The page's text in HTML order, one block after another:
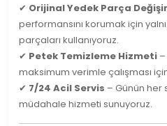
✔ Orijinal Yedek Parça
performansını korumak için
parçaları kullanıyoruz.
✔ Petek Temizleme Hizmeti
maksimum verimle çalışması
✔ 7/24 Acil Servis – Günün her
müdahale hizmeti sunuyoruz.